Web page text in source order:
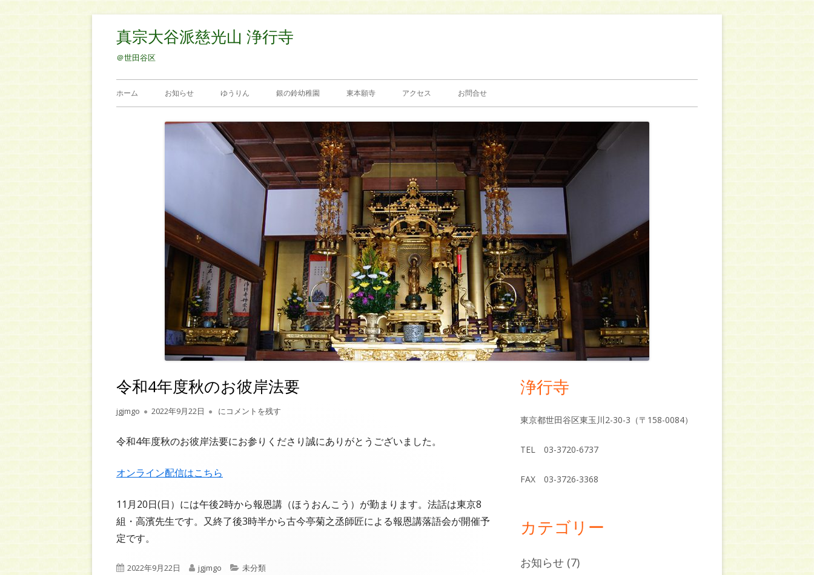
真宗大谷派慈光山 浄行寺
＠世田谷区
メ
ホーム お知らせ ゆうりん 銀の鈴幼稚園 東本願寺 アクセス お問合せ
令和4年度秋のお彼岸法要
作
者
jgjmgo
公
日
2022年9月22日 令和4年度秋のお彼岸法要
にコメントを残す
令和4年度秋のお彼岸法要にお参りくださり誠にありがとうございました。
オンライン配信はこちら
11月20日(日）には午後2時から報恩講（ほうおんこう）が勤まります。法話は東京8
組・高濱先生です。又終了後3時半から古今亭菊之丞師匠による報恩講落語会が開催予
定です。
公
2022年9月22日
作
jgjmgo
カ
未分類
メ
イ
ド
ー
浄行寺
東京都世田谷区東玉川2-30-3（〒158-0084）
TEL 03-3720-6737
FAX 03-3726-3368
カテゴリー
お知らせ (7)